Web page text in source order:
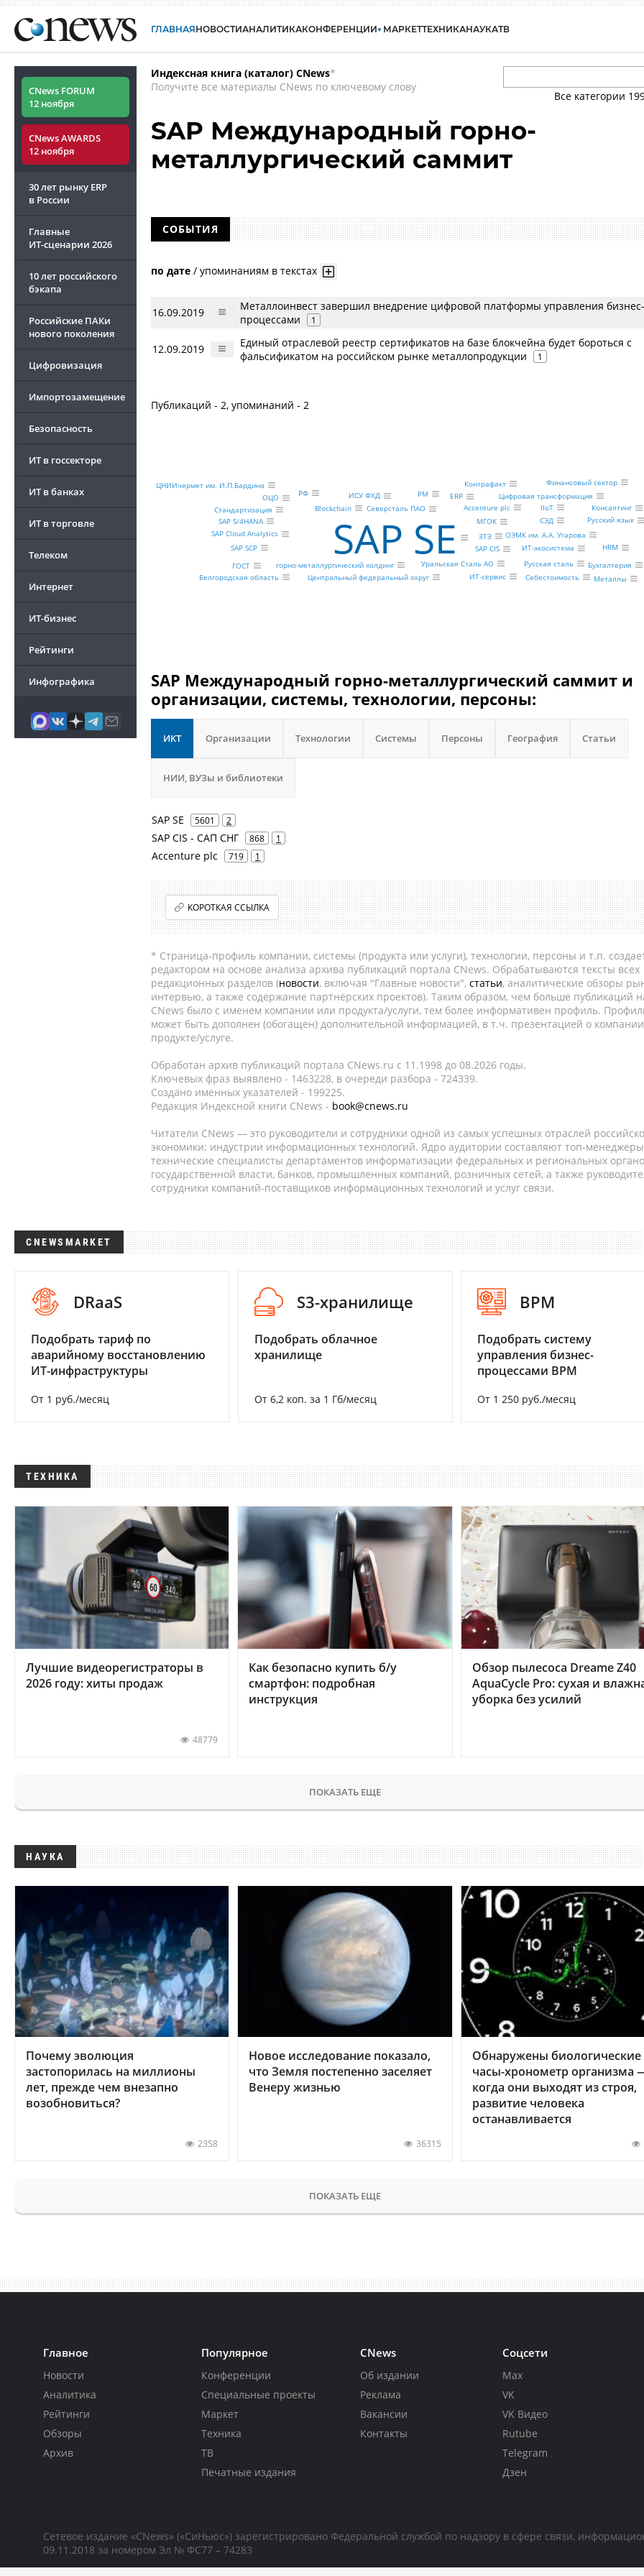
ГЛАВНАЯНОВОСТИАНАЛИТИКАКОНФЕРЕНЦИИ МАРКЕТТЕХНИКАНАУКАТВ
CNews FORUM
12 ноября
CNews AWARDS
12 ноября
30 лет рынку ERP
в России
Главные
ИТ-сценарии 2026
10 лет российского
бэкапа
Российские ПАКи
нового поколения
Цифровизация
Импортозамещение
Безопасность
ИТ в госсекторе
ИТ в банках
ИТ в торговле
Телеком
Интернет
ИТ-бизнес
Рейтинги
Инфографика
Индексная книга (каталог) CNews*
Получите все материалы CNews по ключевому слову
Все категории
SAP Международный горно-
металлургический саммит
СОБЫТИЯ
по дате / упоминаниям в текстах
16.09.2019
Металлоинвест завершил внедрение цифровой платформы управления бизнес-
процессами
1
12.09.2019
Единый отраслевой реестр сертификатов на базе блокчейна будет бороться с
фальсификатом на российском рынке металлопродукции
1
Публикаций - 2, упоминаний - 2
SAP SE SAP CIS
Accenture plc
Северсталь ПАО
горно-металлургический холдинг
ЗТЗ
Уральская Сталь АО Русская сталь
МГОК
ОЭМК им. А.А. Угарова
Blockchain
ИТ-экосистема
Цифровая трансформация
СЭД
ОЦО
IIoT
ERP
PM
ИСУ ФХД
Стандартизация
SAP Cloud Analytics
SAP S/4HANA
SAP SCP
Белгородская область
РФ
Центральный федеральный округ
ГОСТ
ИТ-сервис
Себестоимость
Бухгалтерия
Русский язык
Финансовый сектор
HRM
Консалтинг
Контрафакт
Металлы
ЦНИИчермет им. И.П.Бардина
SAP Международный горно-металлургический саммит и
организации, системы, технологии, персоны:
ИКТ Организации Технологии Системы Персоны География Статьи
НИИ, ВУЗы и библиотеки
SAP SE 5601 2
SAP CIS - САП СНГ 868 1
Accenture plc 719 1
КОРОТКАЯ ССЫЛКА
* Страница-профиль компании, системы (продукта или услуги), технологии, персоны и т.п.
редактором на основе анализа архива публикаций портала CNews. Обрабатываются тексты всех
редакционных разделов (новости, включая "Главные новости", статьи, аналитические обзоры
интервью, а также содержание партнёрских проектов). Таким образом, чем больше публикаций
CNews было с именем компании или продукта/услуги, тем более информативен профиль.
может быть дополнен (обогащен) дополнительной информацией, в т.ч. презентацией о
продукте/услуге.
Обработан архив публикаций портала CNews.ru c 11.1998 до 08.2026 годы.
Ключевых фраз выявлено - 1463228, в очереди разбора - 724339.
Создано именных указателей - 199225.
Редакция Индексной книги CNews - book@cnews.ru
Читатели CNews — это руководители и сотрудники одной из самых успешных отраслей
экономики: индустрии информационных технологий. Ядро аудитории составляют топ-
технические специалисты департаментов информатизации федеральных и региональных
государственной власти, банков, промышленных компаний, розничных сетей, а также
сотрудники компаний-поставщиков информационных технологий и услуг связи.
CNEWSMARKET
DRaaS
Подобрать тариф по
аварийному восстановлению
ИТ-инфраструктуры
От 1 руб./месяц
S3-хранилище
Подобрать облачное
хранилище
От 6,2 коп. за 1 Гб/месяц
BPM
Подобрать систему
управления бизнес-
процессами BPM
От 1 250 руб./месяц
ТЕХНИКА
Лучшие видеорегистраторы в
2026 году: хиты продаж
48779
Как безопасно купить б/у
смартфон: подробная
инструкция
Обзор пылесоса Dreame Z40
AquaCycle Pro: сухая и
уборка без усилий
ПОКАЗАТЬ ЕЩЕ
НАУКА
Почему эволюция
застопорилась на миллионы
лет, прежде чем внезапно
возобновиться?
2358
Новое исследование показало,
что Земля постепенно заселяет
Венеру жизнью
36315
Обнаружены биологические
часы-хронометр организма
когда они выходят из строя,
развитие человека
останавливается
ПОКАЗАТЬ ЕЩЕ
Главное
Новости
Аналитика
Рейтинги
Обзоры
Архив
Популярное
Конференции
Специальные проекты
Маркет
Техника
ТВ
Печатные издания
CNews
Об издании
Реклама
Вакансии
Контакты
Соцсети
Max
VK
VK Видео
Rutube
Telegram
Дзен
Сетевое издание «CNews» («СиНьюс») зарегистрировано Федеральной службой по надзору в сфере связи,
09.11.2018 за номером Эл № ФС77 – 74283